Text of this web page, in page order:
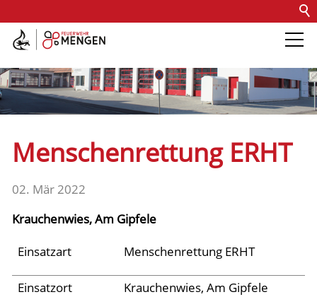
Kontakt Impressum
Barrierefreiheit
Die Feuerwehr
Fachdienste
Fahrzeuge
Einsätze
Menschenrettung ERHT
02. Mär 2022
Krauchenwies, Am Gipfele
Einsatzart
Menschenrettung ERHT
Einsatzort Krauchenwies, Am Gipfele